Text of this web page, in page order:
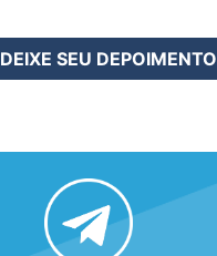
aqui ...
DEIXE SEU DEPOIMENTO